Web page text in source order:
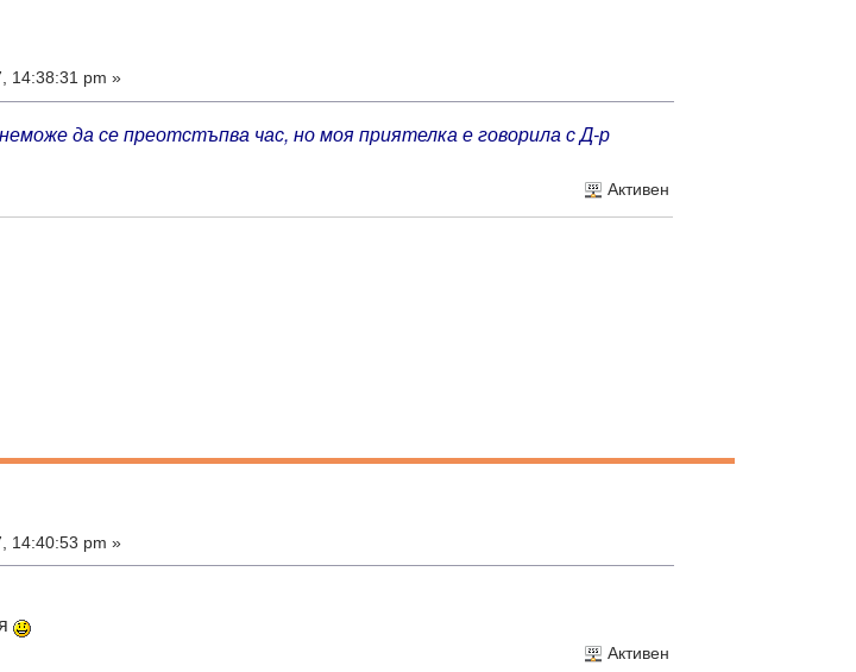
14:38:31 pm »
да се преотстъпва час, но моя приятелка е говорила с Д-р
Активен
14:40:53 pm »
Активен